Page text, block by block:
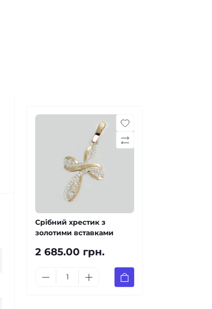
Срібний хрестик з
золотими вставками
2 685.00 грн.